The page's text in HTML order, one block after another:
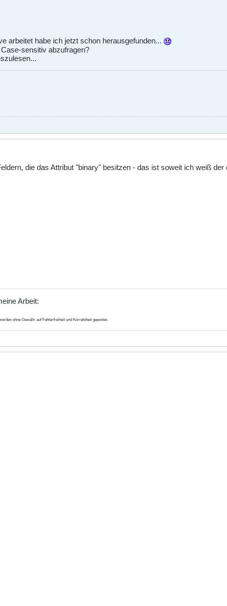
arbeitet habe ich jetzt schon herausgefunden...
sensitiv abzufragen?
die das Attribut "binary" besitzen - das ist soweit ich weiß
Arbeit:
ohne Gewähr auf Fehlerfreiheit und Korrektheit gepostet.